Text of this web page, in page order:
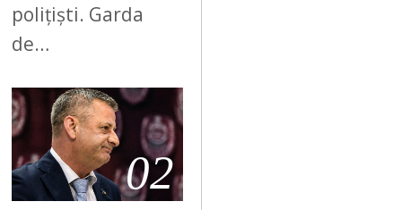
polițiști. Garda
de…
02